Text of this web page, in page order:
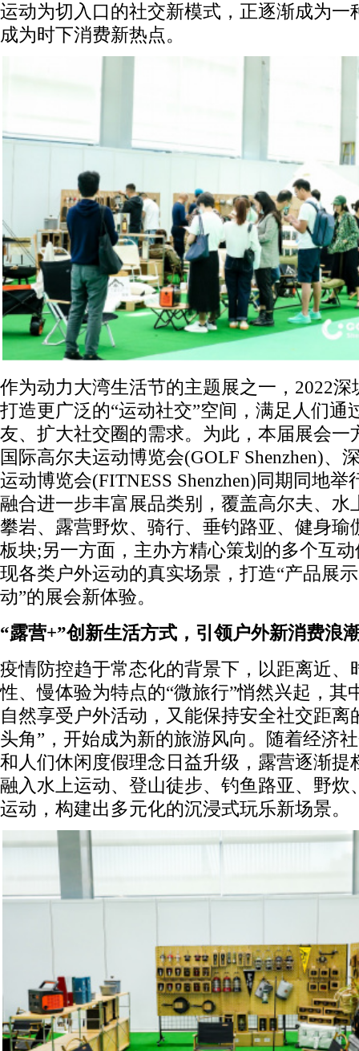
运动为切入口的社交新模式，正逐渐成为一
成为时下消费新热点。
作为动力大湾生活节的主题展之一，2022深
打造更广泛的“运动社交”空间，满足人们通
友、扩大社交圈的需求。为此，本届展会一
国际高尔夫运动博览会(GOLF Shenzhen)、
运动博览会(FITNESS Shenzhen)同期同地举
融合进一步丰富展品类别，覆盖高尔夫、水
攀岩、露营野炊、骑行、垂钓路亚、健身瑜
板块;另一方面，主办方精心策划的多个互
现各类户外运动的真实场景，打造“产品展
动”的展会新体验。
“露营+”创新生活方式，引领户外新消费浪
疫情防控趋于常态化的背景下，以距离近、
性、慢体验为特点的“微旅行”悄然兴起，其
自然享受户外活动，又能保持安全社交距离
头角”，开始成为新的旅游风向。随着经济
和人们休闲度假理念日益升级，露营逐渐提
融入水上运动、登山徒步、钓鱼路亚、野炊
运动，构建出多元化的沉浸式玩乐新场景。